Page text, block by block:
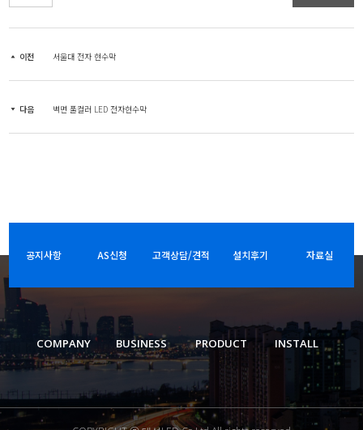
이전 서울대 전자 현수막
다음 벽면 풀컬러 LED 전자현수막
공지사항 AS신청 고객상담/견적 설치후기 자료실
COMPANY BUSINESS PRODUCT INSTALL